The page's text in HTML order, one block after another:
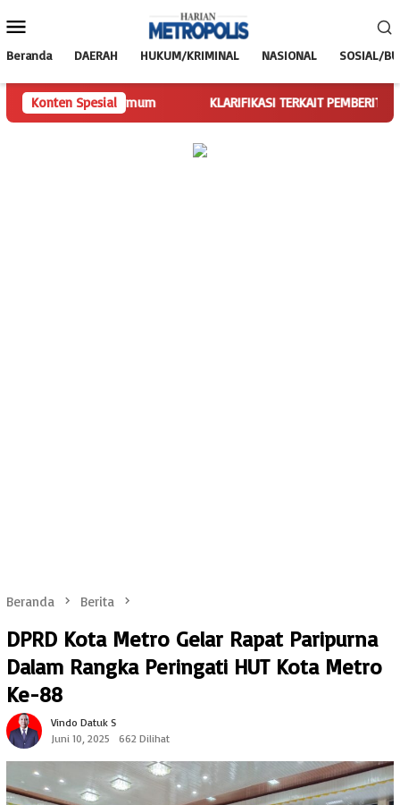
ke
Mobile
Beranda DAERAH HUKUM/KRIMINAL NASIONAL SOSIAL/
Konten Spesial
Ketua Umum KLARIFIKASI TERKAIT PEMBERITAAN SPBU
Beranda Berita
DPRD Kota Metro Gelar Rapat Paripurna
Dalam Rangka Peringati HUT Kota Metro
Ke-88
Vindo Datuk S
Juni 10, 2025
662 Dilihat